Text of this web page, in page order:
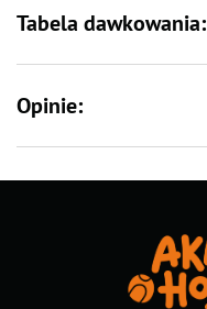
Tabela dawkowania:
Opinie: